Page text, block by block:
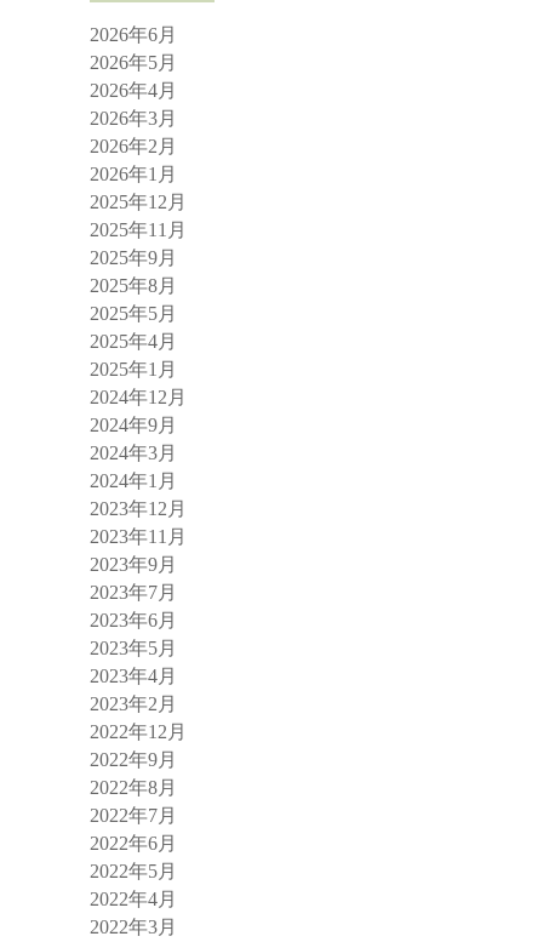
2026年6月
2026年5月
2026年4月
2026年3月
2026年2月
2026年1月
2025年12月
2025年11月
2025年9月
2025年8月
2025年5月
2025年4月
2025年1月
2024年12月
2024年9月
2024年3月
2024年1月
2023年12月
2023年11月
2023年9月
2023年7月
2023年6月
2023年5月
2023年4月
2023年2月
2022年12月
2022年9月
2022年8月
2022年7月
2022年6月
2022年5月
2022年4月
2022年3月